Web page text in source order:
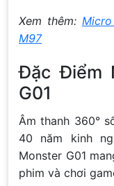
Xem thêm:
M97
Đặc Điểm
G01
Âm thanh 360°
40 năm kinh
Monster G01
phim và chơi